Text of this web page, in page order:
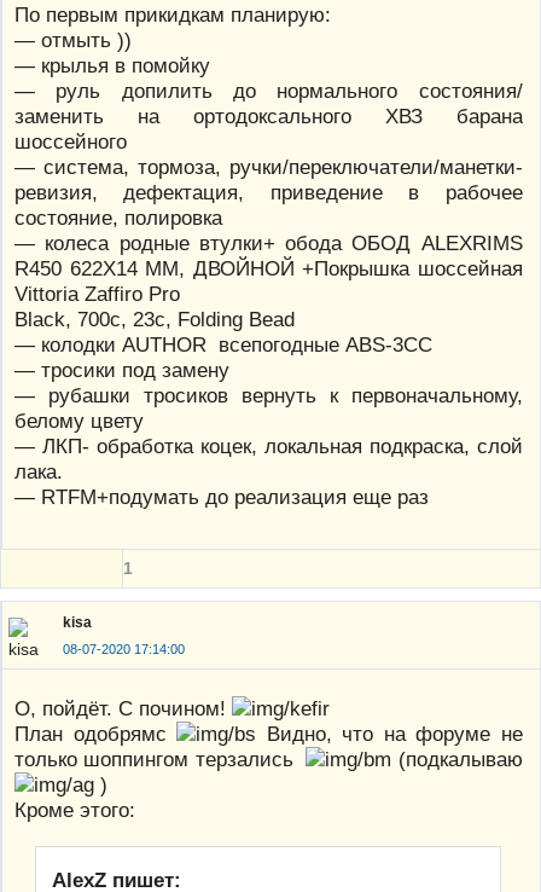
По первым прикидкам планирую:
— отмыть ))
— крылья в помойку
— руль допилить до нормального состояния/
заменить на ортодоксального ХВЗ барана
шоссейного
— система, тормоза, ручки/переключатели/манетки-
ревизия, дефектация, приведение в рабочее
состояние, полировка
— колеса родные втулки+ обода ОБОД ALEXRIMS
R450 622X14 ММ, ДВОЙНОЙ +Покрышка шоссейная
Vittoria Zaffiro Pro
Black, 700c, 23c, Folding Bead
— колодки AUTHOR всепогодные ABS-3CC
— тросики под замену
— рубашки тросиков вернуть к первоначальному,
белому цвету
— ЛКП- обработка коцек, локальная подкраска, слой
лака.
— RTFM+подумать до реализация еще раз
1
kisa
08-07-2020 17:14:00
О, пойдёт. С почином!
План одобрямс
Видно, что на форуме не
только шоппингом терзались
(подкалываю
)
Кроме этого:
AlexZ пишет: